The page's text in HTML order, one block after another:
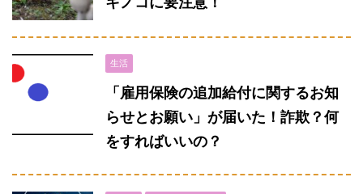
生活
「雇用保険の追加給付に関するお知
らせとお願い」が届いた！詐欺？何
をすればいいの？